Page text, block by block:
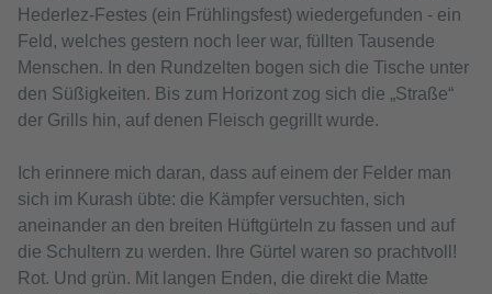
Hederlez-Festes (ein Frühlingsfest) wiedergefunden - ein
Feld, welches gestern noch leer war, füllten Tausende
Menschen. In den Rundzelten bogen sich die Tische unter
den Süßigkeiten. Bis zum Horizont zog sich die „Straße“
der Grills hin, auf denen Fleisch gegrillt wurde.
Ich erinnere mich daran, dass auf einem der Felder man
sich im Kurash übte: die Kämpfer versuchten, sich
aneinander an den breiten Hüftgürteln zu fassen und auf
die Schultern zu werden. Ihre Gürtel waren so prachtvoll!
Rot. Und grün. Mit langen Enden, die direkt die Matte